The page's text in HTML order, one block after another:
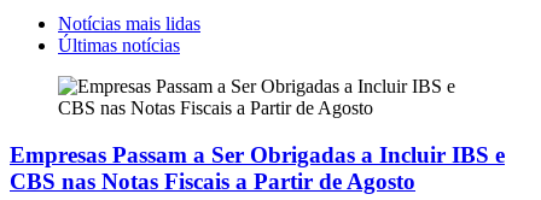
Notícias mais lidas
Últimas notícias
Empresas Passam a Ser Obrigadas a Incluir IBS e
CBS nas Notas Fiscais a Partir de Agosto